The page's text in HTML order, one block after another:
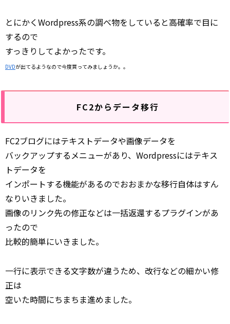
とにかくWordpress系の調べ物をしていると高確率で目に
するので
すっきりしてよかったです。
DVDが出てるようなので今度買ってみましょうか。。
FC2からデータ移行
FC2ブログにはテキストデータや画像データを
バックアップするメニューがあり、Wordpressにはテキス
トデータを
インポートする機能があるのでおおまかな移行自体はすん
なりいきました。
画像のリンク先の修正などは一括返還するプラグインがあ
ったので
比較的簡単にいきました。
一行に表示できる文字数が違うため、改行などの細かい修
正は
空いた時間にちまちま進めました。